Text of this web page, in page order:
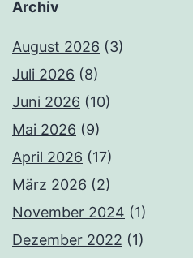
Archiv
August 2026 (3)
Juli 2026 (8)
Juni 2026 (10)
Mai 2026 (9)
April 2026 (17)
März 2026 (2)
November 2024 (1)
Dezember 2022 (1)